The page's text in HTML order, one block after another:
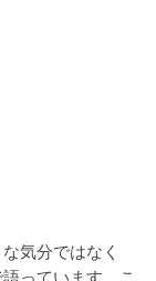
気分ではなく
っています。こ